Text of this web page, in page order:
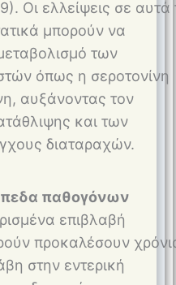
Οι ελλείψεις σε αυτά
μπορούν να
των
όπως η σεροτονίνη
αυξάνοντας τον
και των
διαταραχών​.
παθογόνων
επιβλαβή
προκαλέσουν
στην εντερική